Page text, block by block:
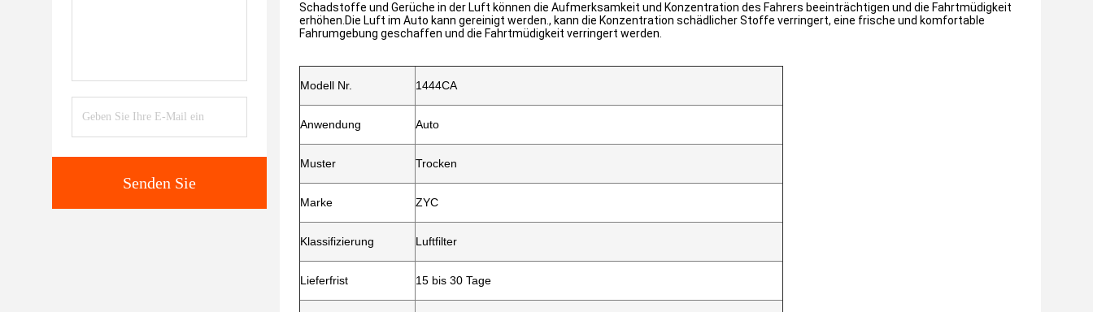
Senden Sie
Schadstoffe und Gerüche in der Luft können die Aufmerksamkeit und Konzentration des Fahrers beeinträchtigen und die Fahrtmüdigkeit
erhöhen.Die Luft im Auto kann gereinigt werden., kann die Konzentration schädlicher Stoffe verringert, eine frische und komfortable
Fahrumgebung geschaffen und die Fahrtmüdigkeit verringert werden.
Modell Nr. 1444CA
Anwendung Auto
Muster Trocken
Marke ZYC
Klassifizierung Luftfilter
Lieferfrist 15 bis 30 Tage